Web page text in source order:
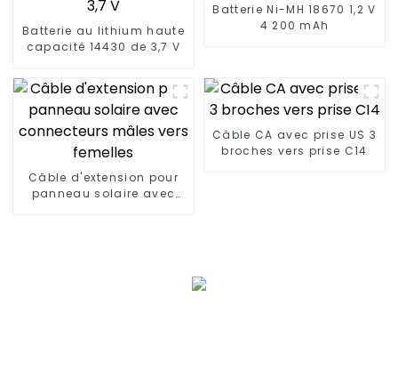
Batterie au lithium haute
capacité 14430 de 3,7 V
Batterie Ni-MH 18670 1,2 V
4 200 mAh
Câble d'extension pour
panneau solaire avec
Câble CA avec prise US 3
broches vers prise C14